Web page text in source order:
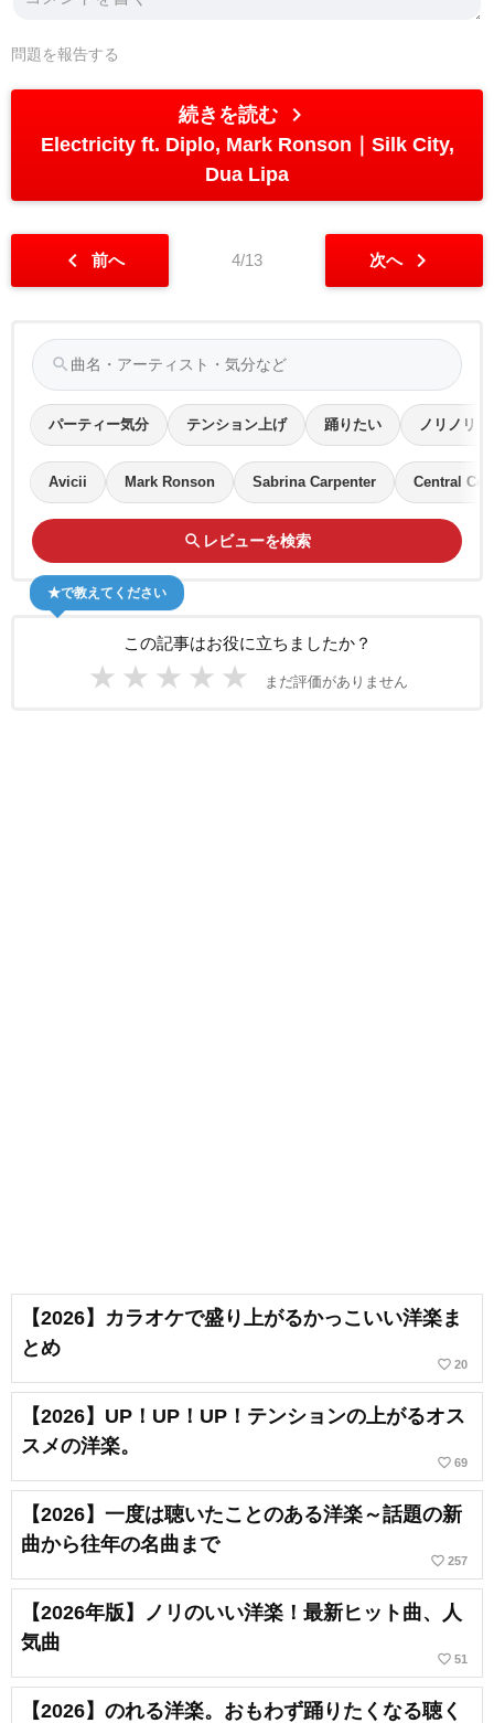
問題を報告する
続きを読む chevron_right
Electricity ft. Diplo, Mark Ronson
Silk City,
Dua Lipa
chevron_left 前へ 4/13 次へ chevron_right
search
パーティー気分 テンション上げ 踊りたい ノリノリ
Avicii Mark Ronson Sabrina Carpenter Central
search レビューを検索
この記事はお役に立ちましたか？
★ ★ ★ ★ ★ まだ評価がありません
★で教えてください
【2026】カラオケで盛り上がるかっこいい洋楽ま
とめ
favorite_border 20
【2026】UP！UP！UP！テンションの上がるオス
スメの洋楽。
favorite_border 69
【2026】一度は聴いたことのある洋楽～話題の新
曲から往年の名曲まで
favorite_border 257
【2026年版】ノリのいい洋楽！最新ヒット曲、人
気曲
favorite_border 51
【2026】のれる洋楽。おもわず踊りたくなる聴く